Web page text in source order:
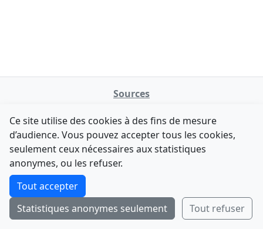
Sources
data.gouv.fr
Legifrance - API
Contact
F-Droid·App Store
Tchap
© 2026retiolus— NATINFo
Code source sous licence GPL v3+
Comment avez-vous découvert NATINFo ?
Une courte réponse suffit (500 caractères max).
Envoyer Ignorer
Ce site utilise des cookies à des fins de mesure
d’audience. Vous pouvez accepter tous les cookies,
seulement ceux nécessaires aux statistiques
anonymes, ou les refuser.
Tout accepter
Statistiques anonymes seulement
Tout refuser